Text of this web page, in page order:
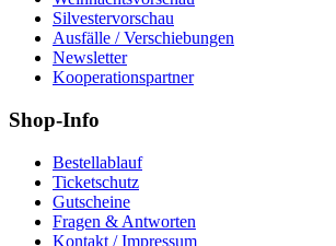
Silvestervorschau
Ausfälle / Verschiebungen
Newsletter
Kooperationspartner
Shop-Info
Bestellablauf
Ticketschutz
Gutscheine
Fragen & Antworten
Kontakt / Impressum